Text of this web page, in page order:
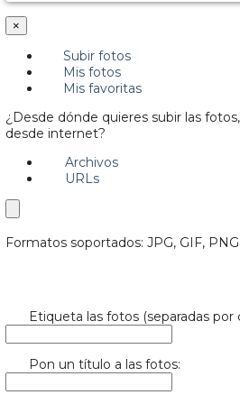
×
Subir fotos
Mis fotos
Mis favoritas
¿Desde dónde quieres subir las
desde internet?
Archivos
URLs
Formatos soportados: JPG, GIF,
Etiqueta las fotos (separadas por
Pon un título a las fotos: